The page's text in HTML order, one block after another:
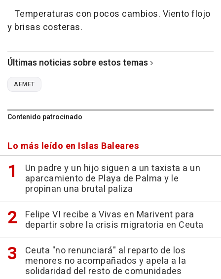
Temperaturas con pocos cambios. Viento flojo
y brisas costeras.
Últimas noticias sobre estos temas
AEMET
Contenido patrocinado
Lo más leído en Islas Baleares
Un padre y un hijo siguen a un taxista a un
aparcamiento de Playa de Palma y le
propinan una brutal paliza
Felipe VI recibe a Vivas en Marivent para
departir sobre la crisis migratoria en Ceuta
Ceuta "no renunciará" al reparto de los
menores no acompañados y apela a la
solidaridad del resto de comunidades